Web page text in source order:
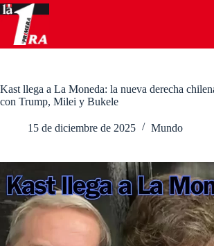
Saltar
al
contenido
Kast llega a La Moneda: la nueva derecha
con Trump, Milei y Bukele
15 de diciembre de 2025 Mundo